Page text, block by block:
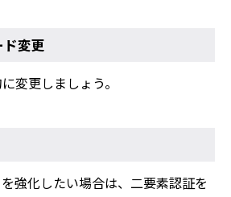
変更
変更しましょう。
強化したい場合は、二要素認証を